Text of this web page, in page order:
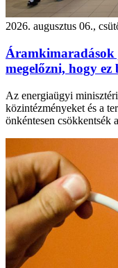
2026. augusztus 06.,
megelőzni, hogy ez
Az energiaügyi
közintézményeket és a
önkéntesen csökkentsék